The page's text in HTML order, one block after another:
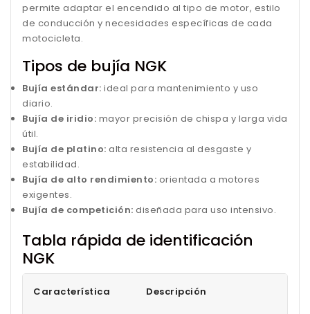
permite adaptar el encendido al tipo de motor, estilo
de conducción y necesidades específicas de cada
motocicleta.
Tipos de bujía NGK
Bujía estándar: ideal para mantenimiento y uso
diario.
Bujía de iridio: mayor precisión de chispa y larga vida
útil.
Bujía de platino: alta resistencia al desgaste y
estabilidad.
Bujía de alto rendimiento: orientada a motores
exigentes.
Bujía de competición: diseñada para uso intensivo.
Tabla rápida de identificación
NGK
Característica Descripción